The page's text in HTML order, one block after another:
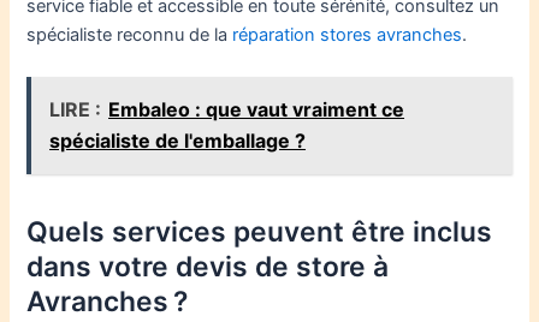
service fiable et accessible en toute sérénité, consultez un
spécialiste reconnu de la réparation stores avranches.
LIRE : Embaleo : que vaut vraiment ce
spécialiste de l'emballage ?
Quels services peuvent être inclus
dans votre devis de store à
Avranches ?